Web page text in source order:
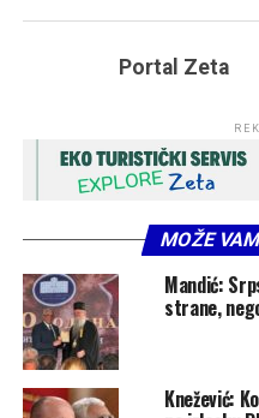
Portal Zeta
MOŽE
Mandić:
strane,
Knežević: